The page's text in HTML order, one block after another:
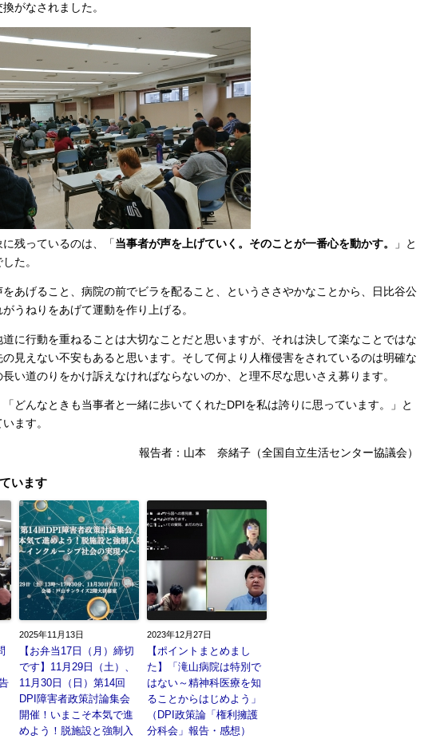
がなされました。
残っているのは、「 当事者が声を上げていく。そのことが一番心を動かす。
」と
た。
をあげること、病院の前でビラを配ること、というささやかなことから、日比谷公
うねりをあげて運動を作り上げる。
に行動を重ねることは大切なことだと思いますが、それは決して楽なことではな
の見えない不安もあると思います。そして何より人権侵害をされているのは明確な
い道のりをかけ訴えなければならないのか、と理不尽な思いさえ募ります。
どんなときも当事者と一緒に歩いてくれたDPIを私は誇りに思っています。」と
ます。
報告者：山本 奈緒子（全国自立生活センター協議会）
います
2025年11月13日
【お弁当17日（月）締切
です】11月29日（土）、
11月30日（日）第14回
DPI障害者政策討論集会
開催！いまこそ本気で進
めよう！脱施設と強制入
2023年12月27日
【ポイントまとめまし
た】「滝山病院は特別で
はない～精神科医療を知
ることからはじめよう」
（DPI政策論「権利擁護
分科会」報告・感想）